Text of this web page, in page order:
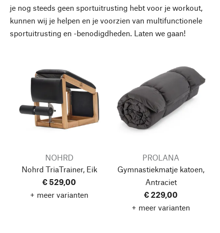
je nog steeds geen sportuitrusting hebt voor je workout,
kunnen wij je helpen en je voorzien van multifunctionele
sportuitrusting en -benodigdheden. Laten we gaan!
NOHRD
Nohrd TriaTrainer, Eik
€ 529,00
+ meer varianten
PROLANA
Gymnastiekmatje katoen,
Antraciet
€ 229,00
+ meer varianten